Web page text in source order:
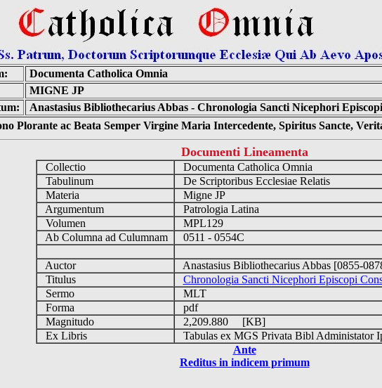
Documenta Catholica Omnia
MIGNE JP
Anastasius Bibliothecarius Abbas - Chronologia Sancti Nicephori
Plorante ac Beata Semper Virgine Maria Intercedente, Spiritus Sancte,
Documenti Lineamenta
Collectio
Documenta Catholica Omnia
Tabulinum
De Scriptoribus Ecclesiae Relatis
Materia
Migne JP
Argumentum
Patrologia Latina
Volumen
MPL129
Ab Columna ad Culumnam
0511 - 0554C
Auctor
Anastasius Bibliothecarius Abbas [0855-
Titulus
Chronologia Sancti Nicephori Episcopi
Sermo
MLT
Forma
pdf
Magnitudo
2,209.880 [KB]
Ex Libris
Tabulas ex MGS Privata Bibl Administator
Ante
Reditus in indicem primum